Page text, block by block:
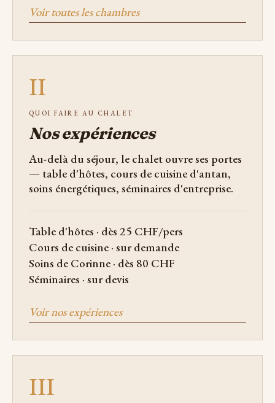
Voir toutes les chambres
II
QUOI FAIRE AU CHALET
Nos expériences
Au-delà du séjour, le chalet ouvre ses portes
— table d'hôtes, cours de cuisine d'antan,
soins énergétiques, séminaires d'entreprise.
Table d'hôtes · dès 25 CHF/pers
Cours de cuisine · sur demande
Soins de Corinne · dès 80 CHF
Séminaires · sur devis
Voir nos expériences
III